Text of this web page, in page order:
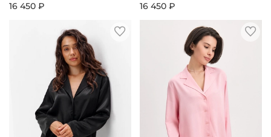
16 450 ₽
16 450 ₽